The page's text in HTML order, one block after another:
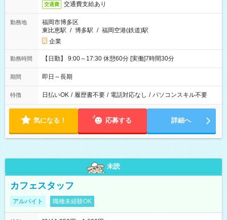
交通費 交通費支給あり
勤務地
福岡市博多区
東比恵駅 / 博多駅 / 福岡空港(鉄道)駅
企業
勤務時間 【日勤】 9:00～17:30 休憩60分 [実働]7時間30分
期間 即日～長期
特徴 日払いOK / 履歴書不要 / 電話対応なし / パソコンスキル不要
気になる！ 応募する 詳細へ
未読
カフェスタッフ
アルバイト 職種未経験OK